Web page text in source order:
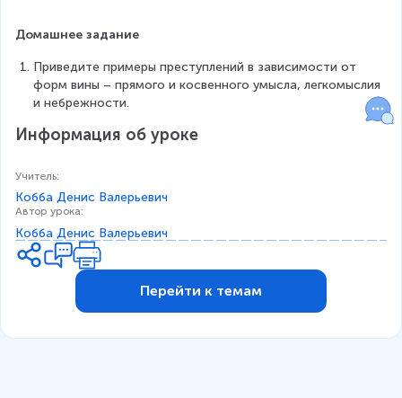
Домашнее задание
Приведите примеры преступлений в зависимости от
форм вины – прямого и косвенного умысла, легкомыслия
и небрежности.
Информация об уроке
Учитель:
Кобба Денис Валерьевич
Автор урока:
Кобба Денис Валерьевич
Перейти к темам